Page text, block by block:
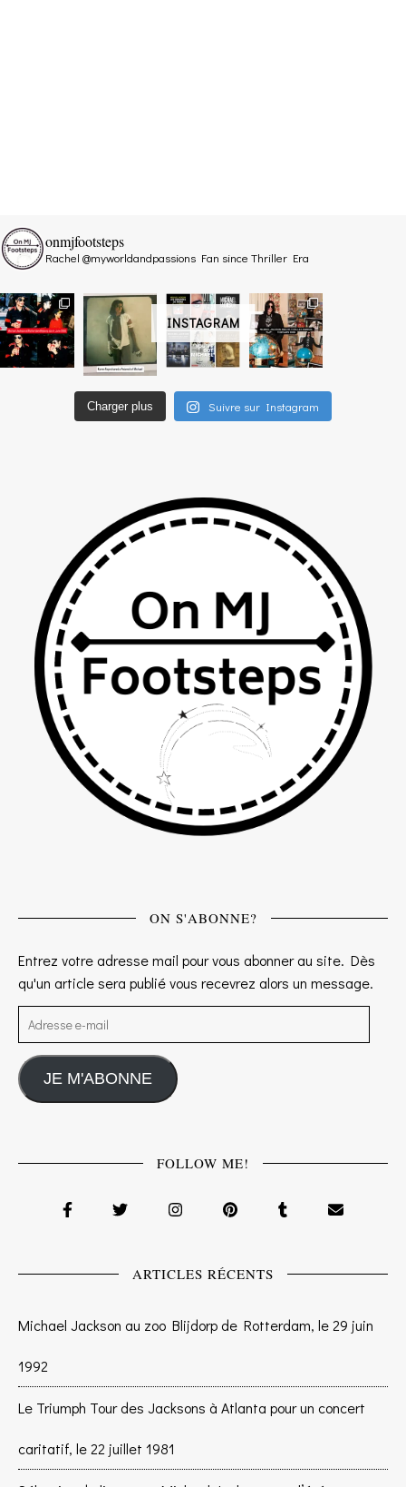
INSTAGRAM
onmjfootsteps
Rachel @myworldandpassions Fan since Thriller Era
Charger plus Suivre sur Instagram
ON S'ABONNE?
Entrez votre adresse mail pour vous abonner au site. Dès
qu'un article sera publié vous recevrez alors un message.
Adresse e-mail
JE M'ABONNE
FOLLOW ME!
ARTICLES RÉCENTS
Michael Jackson au zoo Blijdorp de Rotterdam, le 29 juin
1992
Le Triumph Tour des Jacksons à Atlanta pour un concert
caritatif, le 22 juillet 1981